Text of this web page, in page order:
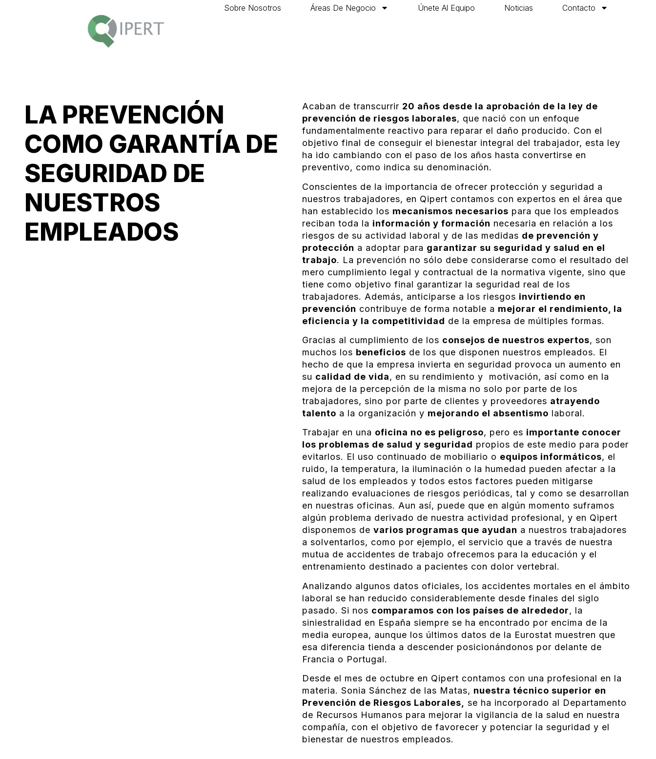
Sobre Nosotros Áreas De Negocio Únete Al Equipo Noticias Contacto
LA PREVENCIÓN
COMO GARANTÍA DE
SEGURIDAD DE
NUESTROS
EMPLEADOS
Acaban de transcurrir 20 años desde la aprobación de la ley de
prevención de riesgos laborales, que nació con un enfoque
fundamentalmente reactivo para reparar el daño producido. Con el
objetivo final de conseguir el bienestar integral del trabajador, esta ley
ha ido cambiando con el paso de los años hasta convertirse en
preventivo, como indica su denominación.
Conscientes de la importancia de ofrecer protección y seguridad a
nuestros trabajadores, en Qipert contamos con expertos en el área que
han establecido los mecanismos necesarios para que los empleados
reciban toda la información y formación necesaria en relación a los
riesgos de su actividad laboral y de las medidas de prevención y
protección a adoptar para garantizar su seguridad y salud en el
trabajo. La prevención no sólo debe considerarse como el resultado del
mero cumplimiento legal y contractual de la normativa vigente, sino que
tiene como objetivo final garantizar la seguridad real de los
trabajadores. Además, anticiparse a los riesgos invirtiendo en
prevención contribuye de forma notable a mejorar el rendimiento, la
eficiencia y la competitividad de la empresa de múltiples formas.
Gracias al cumplimiento de los consejos de nuestros expertos, son
muchos los beneficios de los que disponen nuestros empleados. El
hecho de que la empresa invierta en seguridad provoca un aumento en
su calidad de vida, en su rendimiento y motivación, así como en la
mejora de la percepción de la misma no solo por parte de los
trabajadores, sino por parte de clientes y proveedores atrayendo
talento a la organización y mejorando el absentismo laboral.
Trabajar en una oficina no es peligroso, pero es importante conocer
los problemas de salud y seguridad propios de este medio para poder
evitarlos. El uso continuado de mobiliario o equipos informáticos, el
ruido, la temperatura, la iluminación o la humedad pueden afectar a la
salud de los empleados y todos estos factores pueden mitigarse
realizando evaluaciones de riesgos periódicas, tal y como se desarrollan
en nuestras oficinas. Aun así, puede que en algún momento suframos
algún problema derivado de nuestra actividad profesional, y en Qipert
disponemos de varios programas que ayudan a nuestros trabajadores
a solventarlos, como por ejemplo, el servicio que a través de nuestra
mutua de accidentes de trabajo ofrecemos para la educación y el
entrenamiento destinado a pacientes con dolor vertebral.
Analizando algunos datos oficiales, los accidentes mortales en el ámbito
laboral se han reducido considerablemente desde finales del siglo
pasado. Si nos comparamos con los países de alrededor, la
siniestralidad en España siempre se ha encontrado por encima de la
media europea, aunque los últimos datos de la Eurostat muestren que
esa diferencia tienda a descender posicionándonos por delante de
Francia o Portugal.
Desde el mes de octubre en Qipert contamos con una profesional en la
materia. Sonia Sánchez de las Matas, nuestra técnico superior en
Prevención de Riesgos Laborales,
se ha incorporado al Departamento
de Recursos Humanos para mejorar la vigilancia de la salud en nuestra
compañía, con el objetivo de favorecer y potenciar la seguridad y el
bienestar de nuestros empleados.